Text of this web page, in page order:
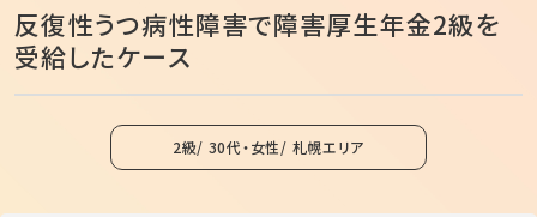
反復性うつ病性障害で障害厚生年金2級を
受給したケース
2級 30代・女性 札幌エリア